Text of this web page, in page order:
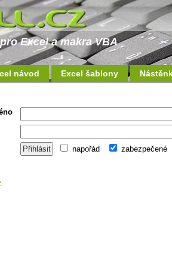
Excel a makra VBA
návod Excel šablony
napořád zabezpečené